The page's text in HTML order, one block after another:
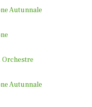
Autunnale
Orchestre
Autunnale